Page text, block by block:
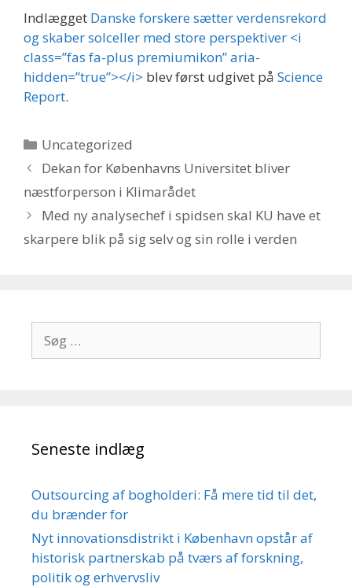
Indlægget Danske forskere sætter verdensrekord
og skaber solceller med store perspektiver <i
class=”fas fa-plus premiumikon” aria-
hidden=”true”></i> blev først udgivet på Science
Report.
Kategorier
Uncategorized
Dekan for Københavns Universitet bliver
næstforperson i Klimarådet
Med ny analysechef i spidsen skal KU have et
skarpere blik på sig selv og sin rolle i verden
efter:
Seneste indlæg
Outsourcing af bogholderi: Få mere tid til det,
du brænder for
Nyt innovationsdistrikt i København opstår af
historisk partnerskab på tværs af forskning,
politik og erhvervsliv